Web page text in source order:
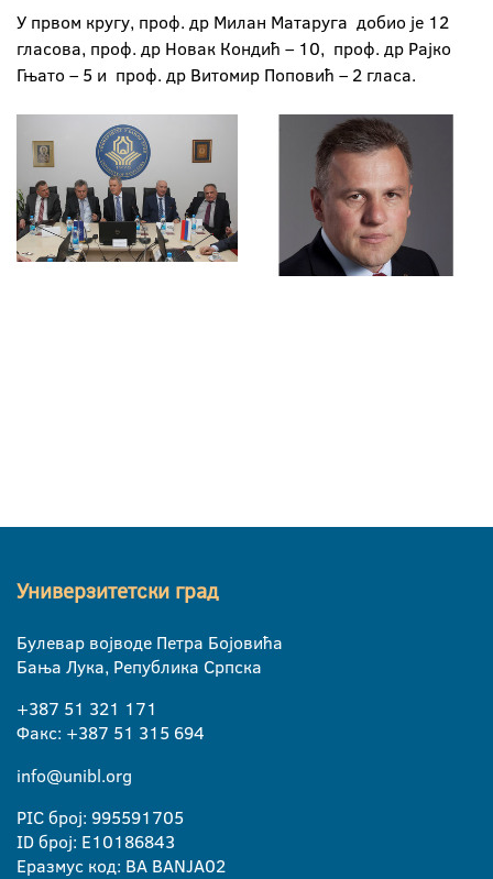
У првом кругу, проф. др Милан Матаруга добио је 12
гласова, проф. др Новак Кондић – 10, проф. др Рајко
Гњато – 5 и проф. др Витомир Поповић – 2 гласа.
Универзитетски град
Булевар војводе Петра Бојовића
Бања Лука, Република Српска
+387 51 321 171
Факс: +387 51 315 694
info@unibl.org
PIC број: 995591705
ID број: E10186843
Еразмус код: BA BANJA02